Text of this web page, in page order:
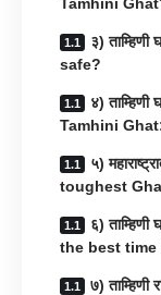
३)
safe?
४)
Tamhini
५)
toughest
६)
the best
७)